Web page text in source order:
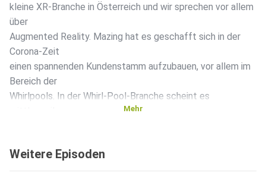
kleine XR-Branche in Österreich und wir sprechen vor allem
über
Augmented Reality. Mazing hat es geschafft sich in der
Corona-Zeit
einen spannenden Kundenstamm aufzubauen, vor allem im
Bereich der
Whirlpools. In der Whirl-Pool-Branche scheint es
Mazing auf der Webseite hat. Wie sie das geschafft haben
Mehr
Weitere Episoden